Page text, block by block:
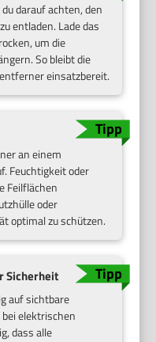
darauf achten, den
entladen. Lade das
um die
So bleibt die
einsatzbereit.
an einem
Feuchtigkeit oder
Feilflächen
oder
optimal zu schützen.
Sicherheit
auf sichtbare
elektrischen
dass alle